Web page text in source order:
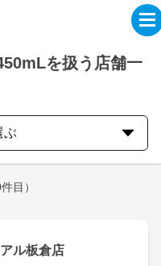
を扱う店舗一
ぶ
目）
ル板倉店